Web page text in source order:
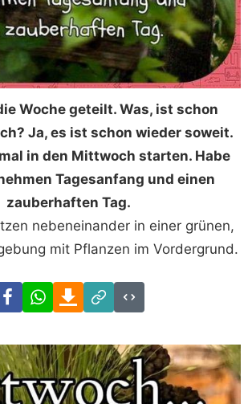
Woche geteilt. Was, ist schon
Ja, es ist schon wieder soweit.
in den Mittwoch starten. Habe
Tagesanfang und einen
zauberhaften Tag.
nebeneinander in einer grünen,
mit Pflanzen im Vordergrund.
FacebookWhatsAppDownload
Link
Code